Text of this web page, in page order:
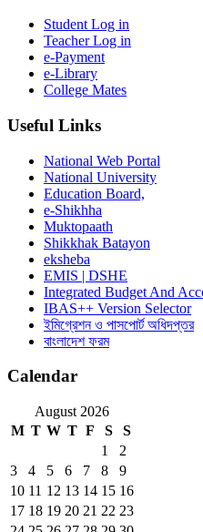
Student Log in
Teacher Log in
e-Payment
e-Library
College Mates
Useful Links
National Web Portal
National University
Education Board,
e-Shikhha
Muktopaath
Shikkhak Batayon
eksheba
EMIS | DSHE
Integrated Budget And
IBAS++ Version Selector
ইমিগ্রেশন ও পাসপোর্ট অধিদপ্তর
বাংলাদেশ ফরম
Calendar
August 2026
M T W T F S
S
1
2
3
4 5 6 7 8
9
10 11 12 13 14 15 16
17 18 19 20 21 22 23